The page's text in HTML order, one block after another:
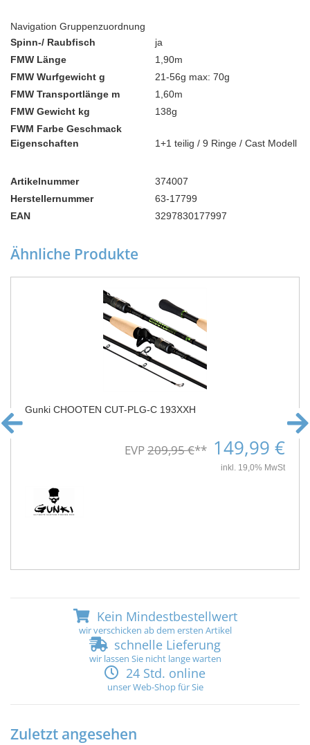
Navigation Gruppenzuordnung
Spinn-/ Raubfisch
ja
FMW Länge
1,90m
FMW Wurfgewicht g
21-56g max: 70g
FMW Transportlänge m
1,60m
FMW Gewicht kg
138g
FWM Farbe Geschmack
Eigenschaften
1+1 teilig / 9 Ringe / Cast Modell
Artikelnummer
374007
Herstellernummer
63-17799
EAN
3297830177997
Ähnliche Produkte
Gunki CHOOTEN CUT-PLG-C 193XXH
EVP209,95 €** 149,99 €
inkl. 19,0% MwSt
Kein Mindestbestellwert
wir verschicken ab dem ersten Artikel
schnelle Lieferung
wir lassen Sie nicht lange warten
24 Std. online
unser Web-Shop für Sie
Zuletzt angesehen